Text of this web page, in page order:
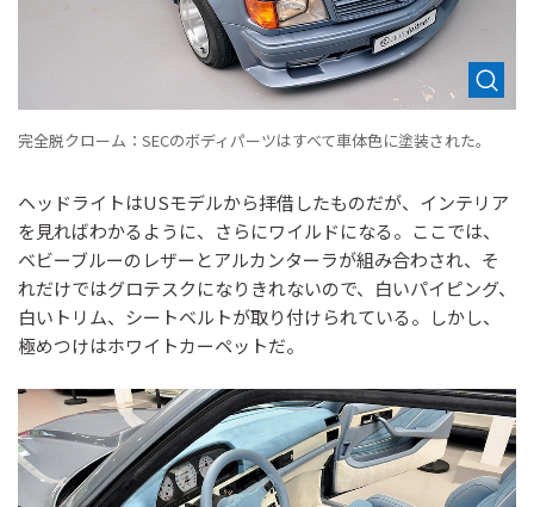
完全脱クローム：SECのボディパーツはすべて車体色に塗装された。
ヘッドライトはUSモデルから拝借したものだが、インテリア
を見ればわかるように、さらにワイルドになる。ここでは、
ベビーブルーのレザーとアルカンターラが組み合わされ、そ
れだけではグロテスクになりきれないので、白いパイピング、
白いトリム、シートベルトが取り付けられている。しかし、
極めつけはホワイトカーペットだ。